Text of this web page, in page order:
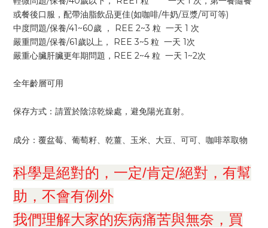
或餐後口服，配帶油脂飲品更佳(如咖啡/牛奶/豆漿/可可等)
中度問題/保養/41~60歲 ， REE 2~3 粒 一天 1 次
嚴重問題/保養/61歲以上， REE 3~5 粒 一天 1次
嚴重心臟肝臟更年期問題，REE 2~4 粒 一天 1~2次
全年齡層可用
保存方式：請置於陰涼乾燥處，避免陽光直射。
成分： 覆盆莓、葡萄籽、乾薑、玉米、大豆、可可、咖啡萃取物
科學是絕對的，一定/肯定/絕對，有幫
助， 不會有例外
我們理解大家的疾病痛苦與無奈，買